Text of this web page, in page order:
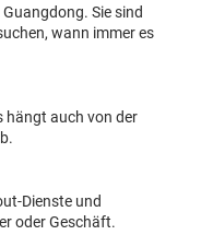
Sie sind
wann immer es
hängt auch von der
Dienste und
oder Geschäft.